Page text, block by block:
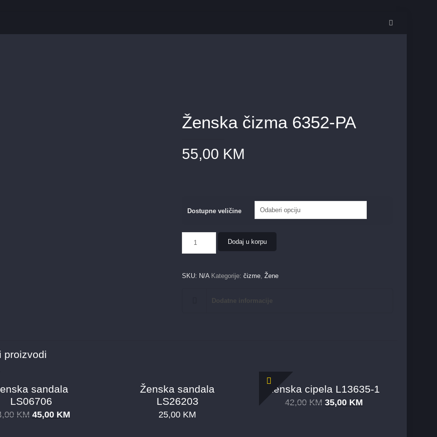
Ženska čizma 6352-PA
55,00 KM
Dostupne veličine
količina
Dodaj u korpu
SKU: N/A Kategorije:čizme,Žene
Dodatne informacije
proizvodi
sandala
LS06706
KM 45,00 KM
Ženska sandala
LS26203
25,00 KM
Ženska cipela L13635-1
42,00 KM 35,00 KM